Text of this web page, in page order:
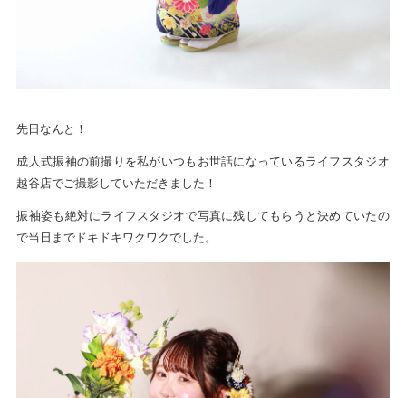
先日なんと！
成人式振袖の前撮りを私がいつもお世話になっているライフスタジオ
越谷店でご撮影していただきました！
振袖姿も絶対にライフスタジオで写真に残してもらうと決めていたの
で当日までドキドキワクワクでした。